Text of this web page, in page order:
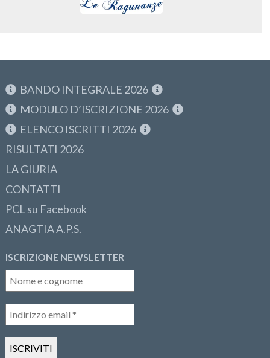
BANDO INTEGRALE 2026
MODULO D’ISCRIZIONE 2026
ELENCO ISCRITTI 2026
RISULTATI 2026
LA GIURIA
CONTATTI
PCL su Facebook
ANAGTIA A.P.S.
ISCRIZIONE NEWSLETTER